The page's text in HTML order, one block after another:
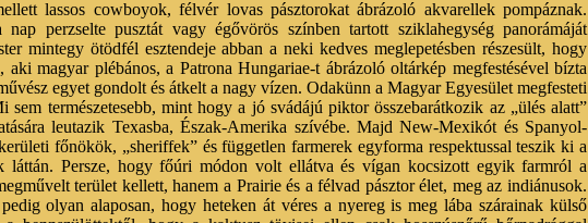
lassos cowboyok, félvér lovas pásztorokat ábrázoló akvarellek pompáznak.
perzselte pusztát vagy égővörös színben tartott sziklahegység panorámáját
mintegy ötödfél esztendeje abban a neki kedves meglepetésben részesült, hogy
magyar plébános, a Patrona Hungariae-t ábrázoló oltárkép megfestésével bízta
egyet gondolt és átkelt a nagy vízen. Odakünn a Magyar Egyesület megfesteti
sem természetesebb, mint hogy a jó svádájú piktor összebarátkozik az „ülés alatt”
leutazik Texasba, Észak-Amerika szívébe. Majd New-Mexikót és Spanyol-
főnökök, „sheriffek” és független farmerek egyforma respektussal teszik ki a
láttán. Persze, hogy főúri módon volt ellátva és vígan kocsizott egyik farmról a
terület kellett, hanem a Prairie és a félvad pásztor élet, meg az indiánusok.
olyan alaposan, hogy heteken át véres a nyereg is meg lába szárainak külső